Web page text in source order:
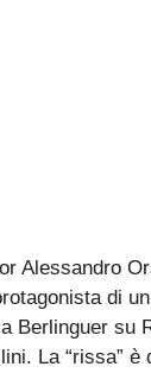
Alessandro
di
Berlinguer su
La “rissa”